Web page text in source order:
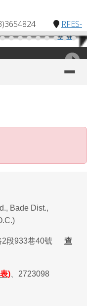
RFES-
MAP
Bade Dist.,
2段933巷40號
查
)
2723098